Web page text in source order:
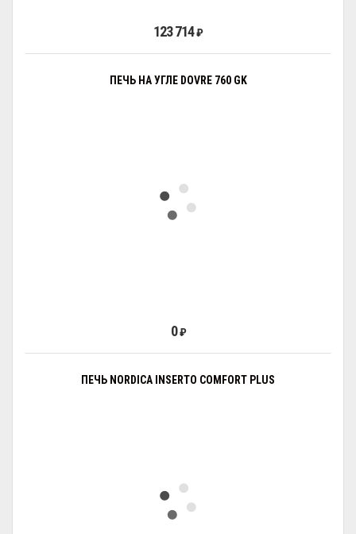
123 714₽
ПЕЧЬ НА УГЛЕ DOVRE 760 GK
0₽
ПЕЧЬ NORDICA INSERTO COMFORT PLUS